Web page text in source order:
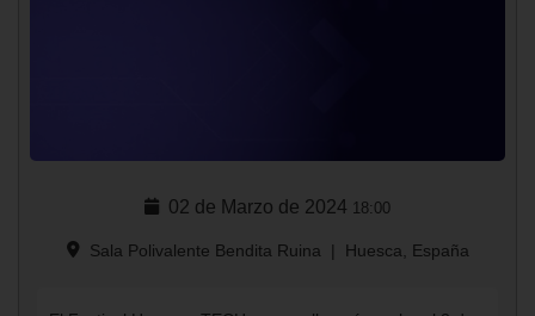
02 de Marzo de 2024 18:00
Sala Polivalente Bendita Ruina | Huesca, España